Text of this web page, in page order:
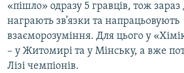
«пішло» одразу 5 гравців, тож зараз
награють зв’язки та напрацьовують
взаєморозуміння. Для цього у
– у Житомирі та у Мінську, а вже
Лізі чемпіонів.